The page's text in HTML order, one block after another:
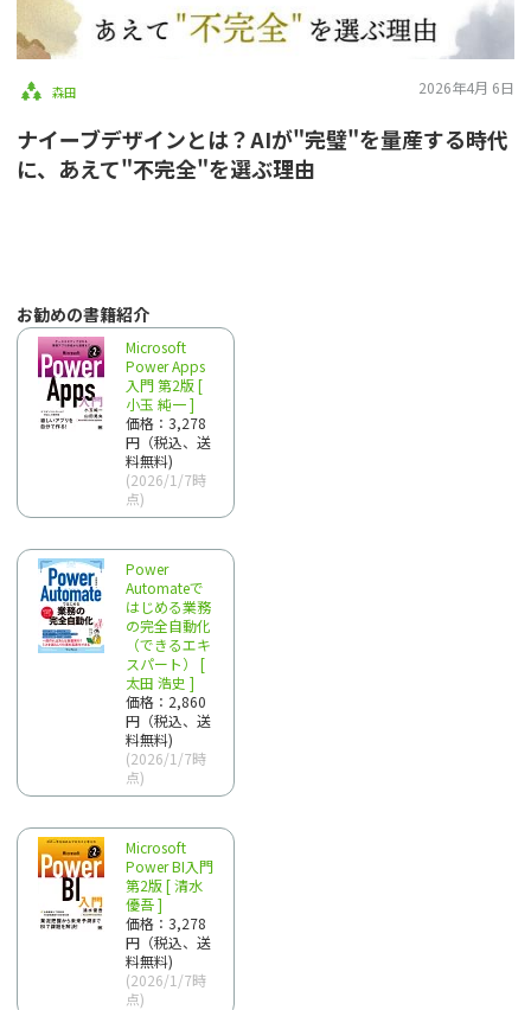
森田 2026年4月 6日
ナイーブデザインとは？AIが"完璧"を量産する時代
に、あえて"不完全"を選ぶ理由
お勧めの書籍紹介
Microsoft
Power Apps
入門 第2版 [
小玉 純一 ]
価格：3,278
円（税込、送
料無料)
(2026/1/7時
点)
Power
Automateで
はじめる業務
の完全自動化
（できるエキ
スパート） [
太田 浩史 ]
価格：2,860
円（税込、送
料無料)
(2026/1/7時
点)
Microsoft
Power BI入門
第2版 [ 清水
優吾 ]
価格：3,278
円（税込、送
料無料)
(2026/1/7時
点)